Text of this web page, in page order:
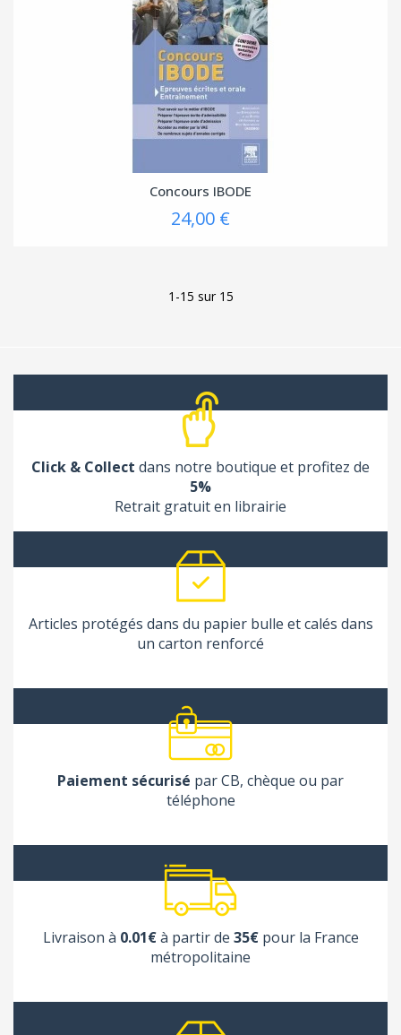
Concours IBODE
24,00 €
1-15 sur 15
Click & Collect dans notre boutique et profitez de
5%
Retrait gratuit en librairie
Articles protégés dans du papier bulle et calés dans
un carton renforcé
Paiement sécurisé par CB, chèque ou par
téléphone
Livraison à 0.01€à partir de 35€pour la France
métropolitaine